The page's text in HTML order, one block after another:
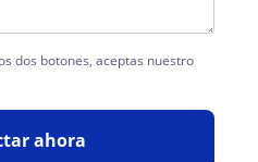
dos botones, aceptas nuestro
ahora